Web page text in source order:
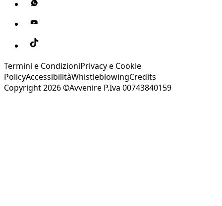
Termini e CondizioniPrivacy e Cookie
PolicyAccessibilitàWhistleblowingCredits
Copyright 2026 ©Avvenire P.Iva 00743840159